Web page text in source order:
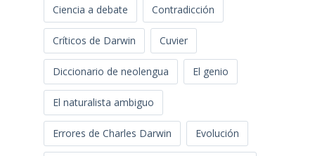
Ciencia a debate Contradicción
Críticos de Darwin Cuvier
Diccionario de neolengua El genio
El naturalista ambiguo
Errores de Charles Darwin Evolución